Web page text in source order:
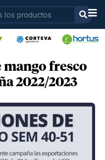
fresco
2022/2023